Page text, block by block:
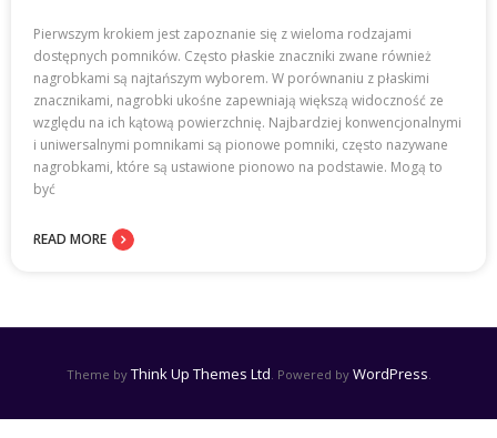
Pierwszym krokiem jest zapoznanie się z wieloma rodzajami
dostępnych pomników. Często płaskie znaczniki zwane również
nagrobkami są najtańszym wyborem. W porównaniu z płaskimi
znacznikami, nagrobki ukośne zapewniają większą widoczność ze
względu na ich kątową powierzchnię. Najbardziej konwencjonalnymi
i uniwersalnymi pomnikami są pionowe pomniki, często nazywane
nagrobkami, które są ustawione pionowo na podstawie. Mogą to
być
READ MORE
Theme by Think Up Themes Ltd . Powered by WordPress